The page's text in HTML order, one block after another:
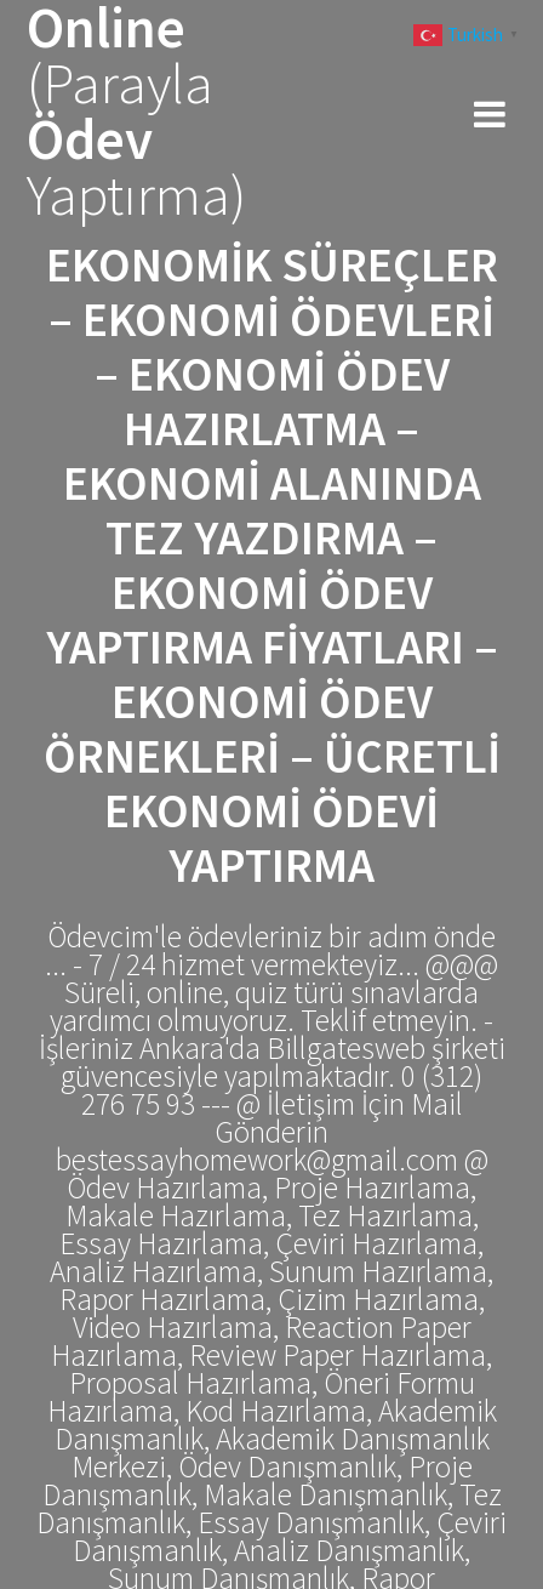
Online
(Parayla
Ödev
Yaptırma)
EKONOMIK SÜREÇLER
– EKONOMI ÖDEVLERI
– EKONOMI ÖDEV
HAZIRLATMA –
EKONOMI ALANINDA
TEZ YAZDIRMA –
EKONOMI ÖDEV
YAPTIRMA FIYATLARI –
EKONOMI ÖDEV
ÖRNEKLERI – ÜCRETLI
EKONOMI ÖDEVI
YAPTIRMA
Ödevcim'le ödevleriniz bir adım önde
... - 7 / 24 hizmet vermekteyiz... @@@
Süreli, online, quiz türü sınavlarda
yardımcı olmuyoruz. Teklif etmeyin. -
İşleriniz Ankara'da Billgatesweb şirketi
güvencesiyle yapılmaktadır. 0 (312)
276 75 93 --- @ İletişim İçin Mail
Gönderin
bestessayhomework@gmail.com @
Ödev Hazırlama, Proje Hazırlama,
Makale Hazırlama, Tez Hazırlama,
Essay Hazırlama, Çeviri Hazırlama,
Analiz Hazırlama, Sunum Hazırlama,
Rapor Hazırlama, Çizim Hazırlama,
Video Hazırlama, Reaction Paper
Hazırlama, Review Paper Hazırlama,
Proposal Hazırlama, Öneri Formu
Hazırlama, Kod Hazırlama, Akademik
Danışmanlık, Akademik Danışmanlık
Merkezi, Ödev Danışmanlık, Proje
Danışmanlık, Makale Danışmanlık, Tez
Danışmanlık, Essay Danışmanlık, Çeviri
Danışmanlık, Analiz Danışmanlık,
Sunum Danışmanlık, Rapor
Turkish ▼